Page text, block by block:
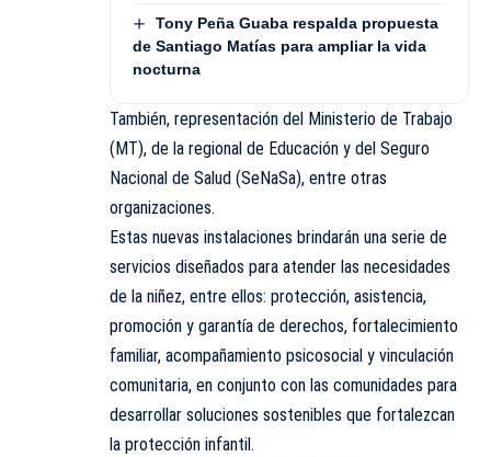
Tony Peña Guaba respalda propuesta
de Santiago Matías para ampliar la vida
nocturna
También, representación del Ministerio de Trabajo
(MT), de la regional de Educación y del Seguro
Nacional de Salud (SeNaSa), entre otras
organizaciones.
Estas nuevas instalaciones brindarán una serie de
servicios diseñados para atender las necesidades
de la niñez, entre ellos: protección, asistencia,
promoción y garantía de derechos, fortalecimiento
familiar, acompañamiento psicosocial y vinculación
comunitaria, en conjunto con las comunidades para
desarrollar soluciones sostenibles que fortalezcan
la protección infantil.